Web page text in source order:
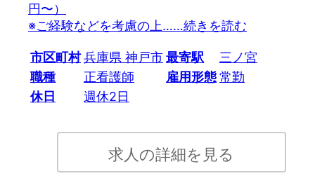
円〜）
※ご経験などを考慮の上……続きを読む
市区町村兵庫県 神戸市最寄駅
三ノ宮
職種
正看護師 雇用形態常勤
休日
週休2日
求人の詳細を見る